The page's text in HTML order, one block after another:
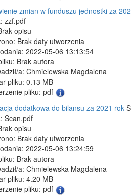
zmian w funduszu jednostki za
zzf.pdf
opisu
Brak daty utworzenia
2022-05-06 13:13:54
Brak autora
a: Chmielewska Magdalena
pliku: 0.13 MB
pliku: pdf
dodatkowa do bilansu za 2021 rok
Scan.pdf
opisu
Brak daty utworzenia
2022-05-06 13:24:59
Brak autora
a: Chmielewska Magdalena
pliku: 4.20 MB
pliku: pdf